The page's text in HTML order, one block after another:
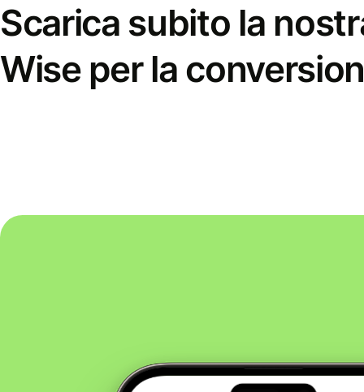
Scarica subito la
Wise per la